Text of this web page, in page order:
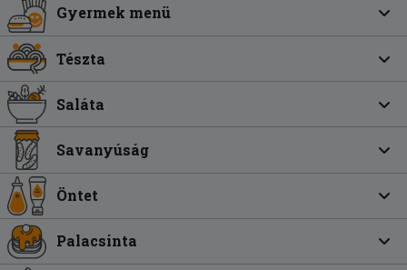
Gyermek menü
Tészta
Saláta
Savanyúság
Öntet
Palacsinta